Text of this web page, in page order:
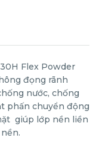
Flex Powder
đọng rãnh
nước, chống
phấn chuyển động
giúp lớp nền liền